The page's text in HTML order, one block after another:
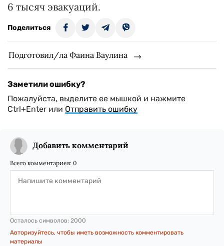
6 тысяч эвакуаций.
Поделиться
Подготовил/ла Фаина Ваулина
Заметили ошибку?
Пожалуйста, выделите ее мышкой и нажмите
Ctrl+Enter или Отправить ошибку
Добавить комментарий
Всего комментариев: 0
Осталось символов: 2000
Авторизуйтесь, чтобы иметь возможность комментировать
материалы